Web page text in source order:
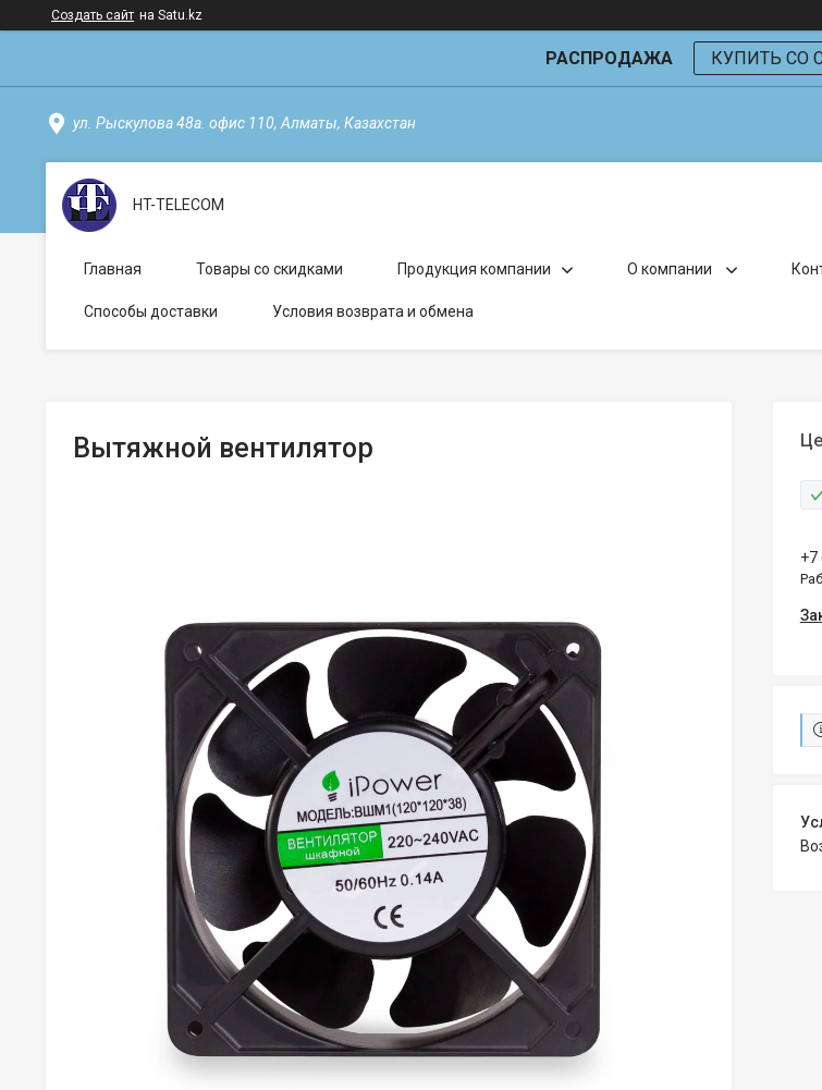
Создать сайт на Satu.kz
РАСПРОДАЖА КУПИТЬ СО
ул. Рыскулова 48а. офис 110, Алматы, Казахстан
HT-TELECOM
Главная Товары со скидками Продукция компании О компании
Способы доставки Условия возврата и обмена
Вытяжной вентилятор
+7